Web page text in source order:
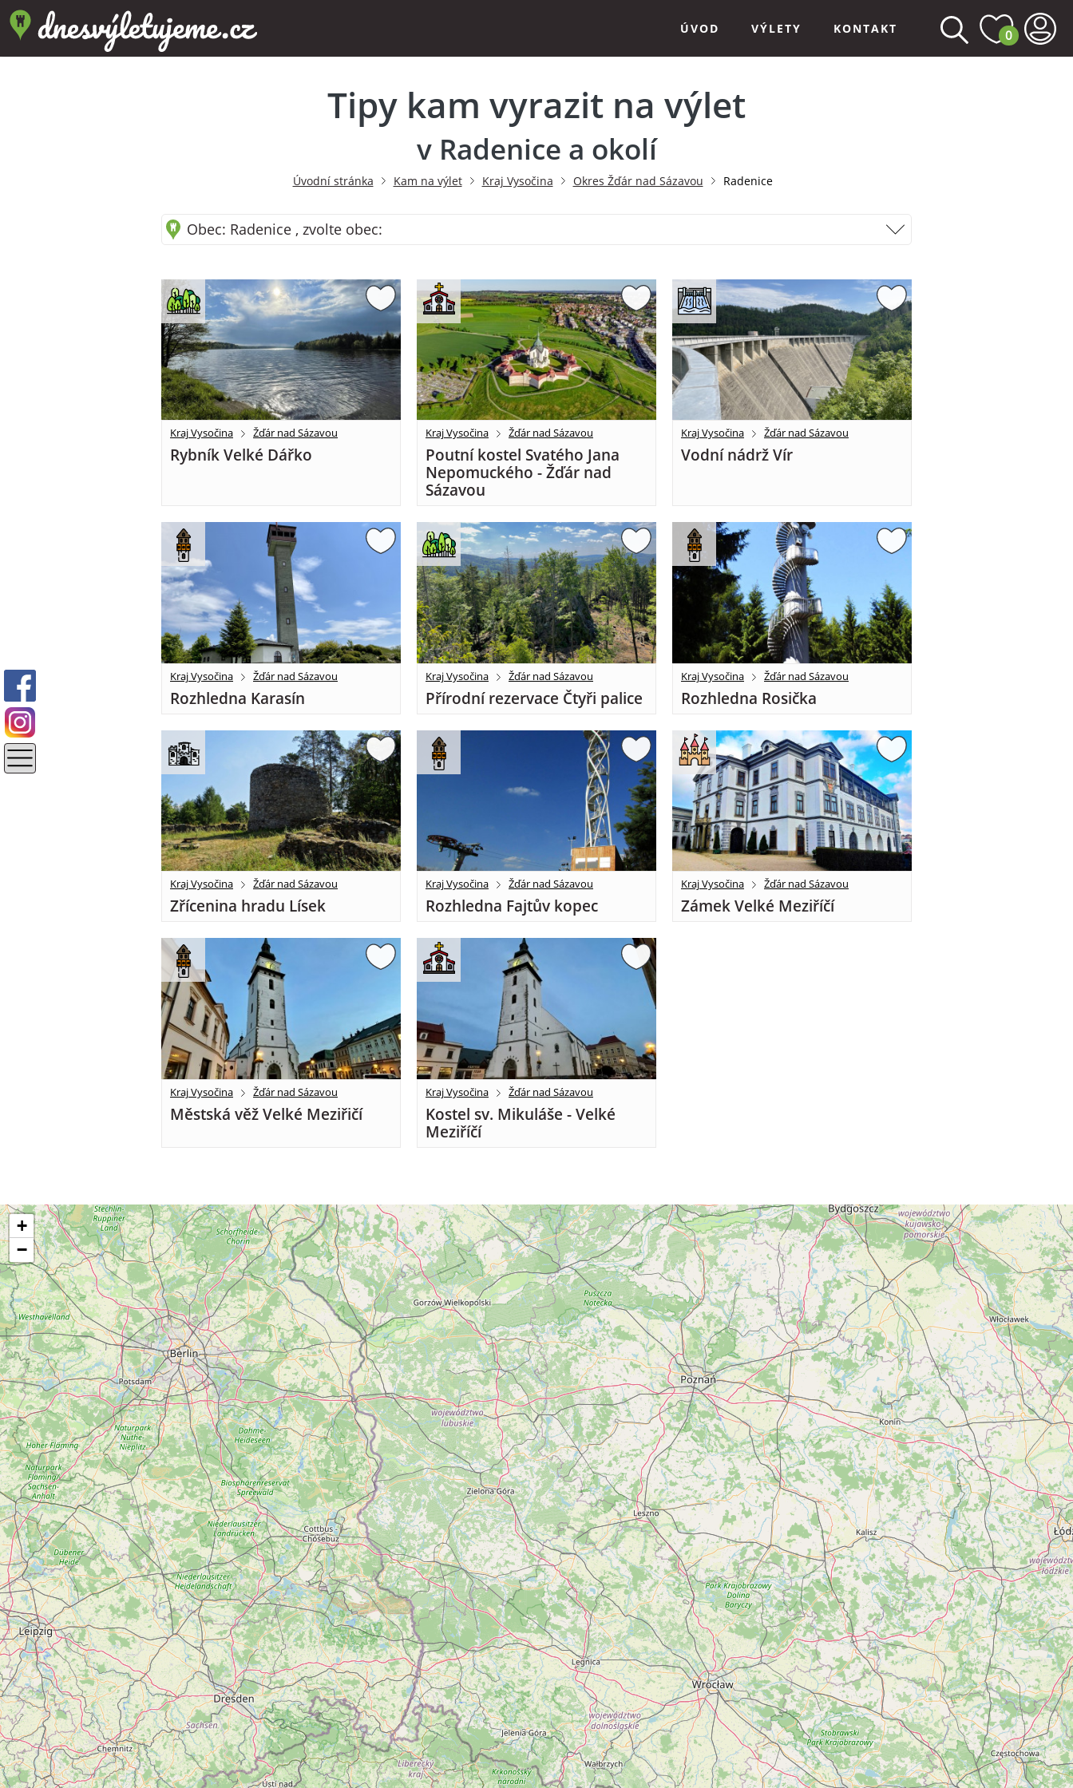
ÚVOD VÝLETY KONTAKT 0
Tipy kam vyrazit na výlet
v Radenice a okolí
Úvodní stránka Kam na výlet Kraj Vysočina Okres Žďár nad Sázavou Radenice
Obec: Radenice , zvolte obec:
Kraj Vysočina Žďár nad Sázavou
Rybník Velké Dářko
Kraj Vysočina Žďár nad Sázavou
Poutní kostel Svatého Jana
Nepomuckého - Žďár nad
Sázavou
Kraj Vysočina Žďár nad Sázavou
Vodní nádrž Vír
Kraj Vysočina Žďár nad Sázavou
Rozhledna Karasín
Kraj Vysočina Žďár nad Sázavou
Přírodní rezervace Čtyři palice
Kraj Vysočina Žďár nad Sázavou
Rozhledna Rosička
Kraj Vysočina Žďár nad Sázavou
Zřícenina hradu Lísek
Kraj Vysočina Žďár nad Sázavou
Rozhledna Fajtův kopec
Kraj Vysočina Žďár nad Sázavou
Zámek Velké Meziříčí
Kraj Vysočina Žďár nad Sázavou
Městská věž Velké Meziřičí
Kraj Vysočina Žďár nad Sázavou
Kostel sv. Mikuláše - Velké
Meziříčí
+
−